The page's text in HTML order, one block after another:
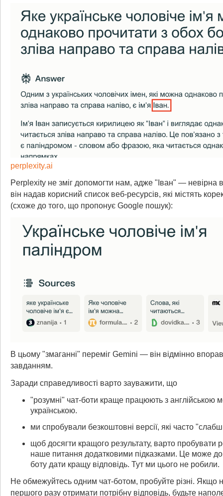
perplexity.ai
Perplexity не зміг допомогти нам, адже "Іван" — невірна
він надав корисний список веб-ресурсів, які містять
(схоже до того, що пропонує Google пошук):
В цьому "змаганні" переміг Gemini — він відмінно
завданням.
Заради справедливості варто зауважити, що
"розумні" чат-боти краще працюють з англійською
українською.
ми спробували безкоштовні версії, які часто
щоб досягти кращого результату, варто пробувати
наше питання додатковими підказками. Це може
боту дати кращу відповідь. Тут ми цього не робили.
Не обмежуйтесь одним чат-ботом, пробуйте різні. Якщо
першого разу отримати потрібну відповідь, будьте